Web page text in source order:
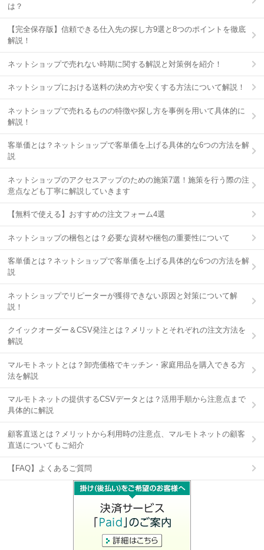
は？
【完全保存版】信頼できる仕入先の探し方9選と8つのポイントを徹底
解説！
ネットショップで売れない時期に関する解説と対策例を紹介！
ネットショップにおける送料の決め方や安くする方法について解説！
ネットショップで売れるものの特徴や探し方を事例を用いて具体的に
解説！
客単価とは？ネットショップで客単価を上げる具体的な6つの方法を解
説
ネットショップのアクセスアップのための施策7選！施策を行う際の注
意点なども丁寧に解説していきます
【無料で使える】おすすめの注文フォーム4選
ネットショップの梱包とは？必要な資材や梱包の重要性について
客単価とは？ネットショップで客単価を上げる具体的な6つの方法を解
説
ネットショップでリピーターが獲得できない原因と対策について解
説！
クイックオーダー＆CSV発注とは？メリットとそれぞれの注文方法を
解説
マルモトネットとは？卸売価格でキッチン・家庭用品を購入できる方
法を解説
マルモトネットの提供するCSVデータとは？活用手順から注意点まで
具体的に解説
顧客直送とは？メリットから利用時の注意点、マルモトネットの顧客
直送についてもご紹介
【FAQ】よくあるご質問